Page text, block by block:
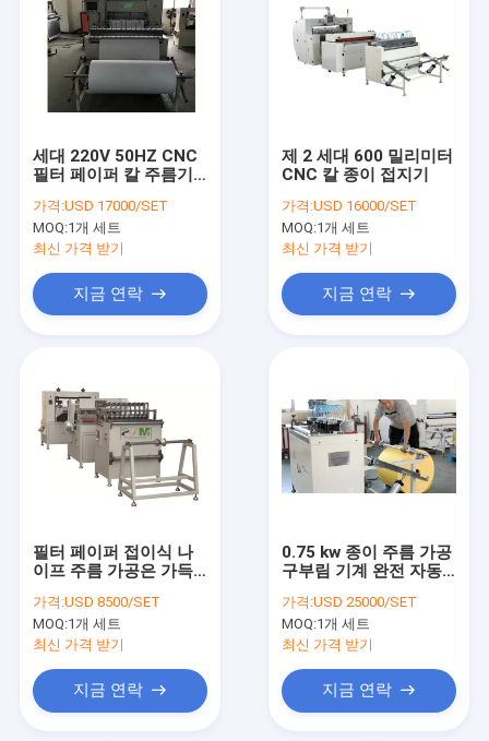
Products
About Us
Factory Tour
Request A Quote
공기 정화 필터 성형기
세대 220V 50HZ CNC
필터 페이퍼 칼 주름기
가격:USD 17000/SET
MOQ:1개 세트
최신 가격 받기
지금 연락
제 2 세대 600 밀리미터
CNC 칼 종이 접지기
가격:USD 16000/SET
MOQ:1개 세트
최신 가격 받기
지금 연락
필터 페이퍼 접이식 나
이프 주름 가공은 가득
을 기계화합니다
가격:USD 8500/SET
MOQ:1개 세트
최신 가격 받기
지금 연락
0.75 kw 종이 주름 가공
구부림 기계 완전 자동
가격:USD 25000/SET
MOQ:1개 세트
최신 가격 받기
지금 연락